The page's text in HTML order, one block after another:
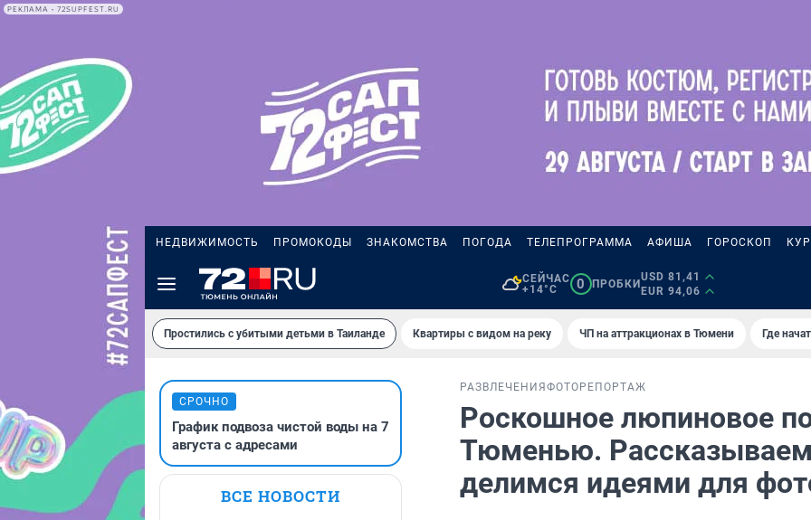
РЕКЛАМА • 72SUPFEST.RU
НЕДВИЖИМОСТЬ ПРОМОКОДЫ ЗНАКОМСТВА ПОГОДА ТЕЛЕПРОГРАММА АФИША ГОРОСКОП
СЕЙЧАС
+14°C
0 ПРОБКИ
USD 81,41
EUR 94,06
Простились с убитыми детьми в Таиланде Квартиры с видом на реку ЧП на аттракционах в Тюмени Где
СРОЧНО
График подвоза чистой воды на 7
августа с адресами
ВСЕ НОВОСТИ
РАЗВЛЕЧЕНИЯ ФОТОРЕПОРТАЖ
Роскошное люпиновое
Тюменью.
делимся идеями для